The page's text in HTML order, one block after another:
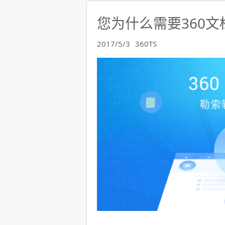
您为什么需要360文
2017/5/3 360TS